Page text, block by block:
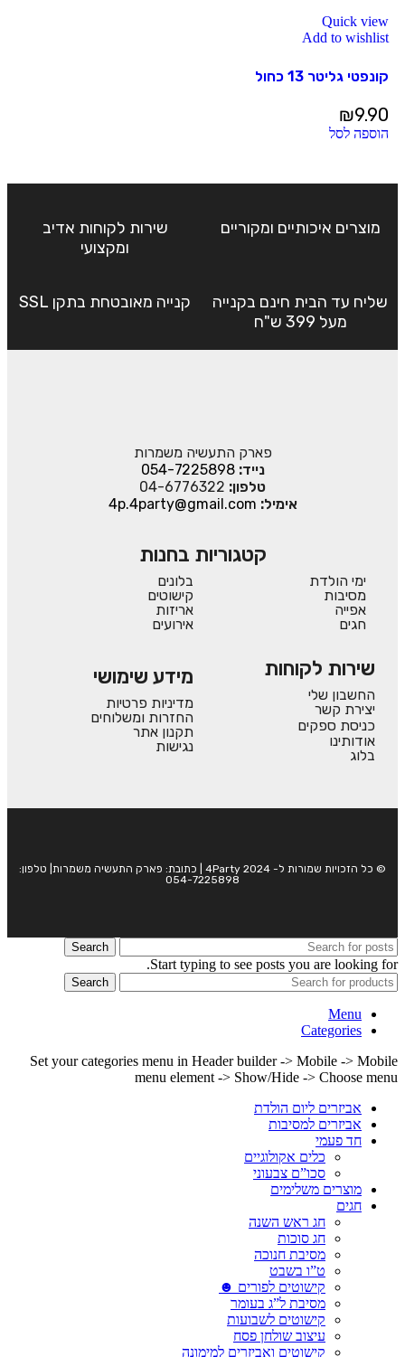
Quick view
Add to wishlist
קונפטי גליטר 13 כחול
₪9.90
הוספה לסל
מוצרים איכותיים ומקוריים
שירות לקוחות אדיב
ומקצועי
שליח עד הבית חינם בקנייה
מעל 399 ש"ח
קנייה מאובטחת בתקן SSL
פארק התעשיה משמרות
נייד:054-7225898
טלפון: 04-6776322
אימיל: 4p.4party@gmail.com
קטגוריות בחנות
ימי הולדת
מסיבות
אפייה
חגים
בלונים
קישוטים
אריזות
אירועים
שירות לקוחות
החשבון שלי
יצירת קשר
כניסת ספקים
אודותינו
בלוג
מידע שימושי
מדיניות פרטיות
החזרות ומשלוחים
תקנון אתר
נגישות
© כל הזכויות שמורות ל- 4Party 2024 | כתובת: פארק התעשיה משמרות| טלפון:
054-7225898
Search
Start typing to see posts you are looking for.
Search
Menu
Categories
Set your categories menu in Header builder -> Mobile -> Mobile
menu element -> Show/Hide -> Choose menu
אביזרים ליום הולדת
אביזרים למסיבות
חד פעמי
כלים אקולוגיים
סכו”ם צבעוני
מוצרים משלימים
חגים
חג ראש השנה
חג סוכות
מסיבת חנוכה
ט”ו בשבט
קישוטים לפורים ☻
מסיבת ל”ג בעומר
קישוטים לשבועות
עיצוב שולחן פסח
קישוטים ואביזרים למימונה